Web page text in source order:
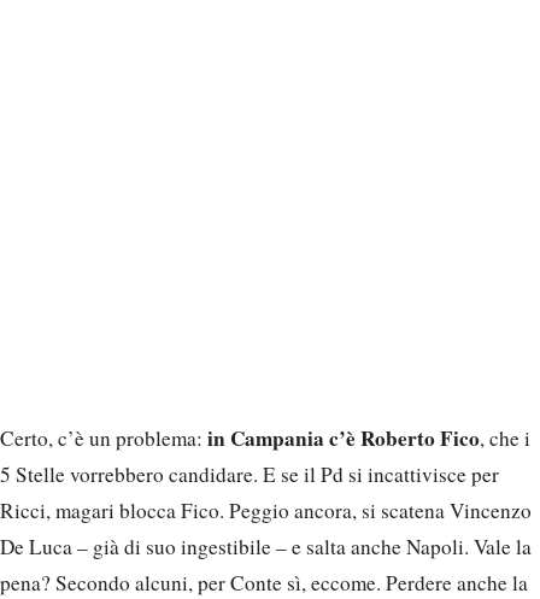
Certo, c’è un problema: in Campania c’è Roberto Fico, che i
5 Stelle vorrebbero candidare. E se il Pd si incattivisce per
Ricci, magari blocca Fico. Peggio ancora, si scatena Vincenzo
De Luca – già di suo ingestibile – e salta anche Napoli. Vale la
pena? Secondo alcuni, per Conte sì, eccome. Perdere anche la